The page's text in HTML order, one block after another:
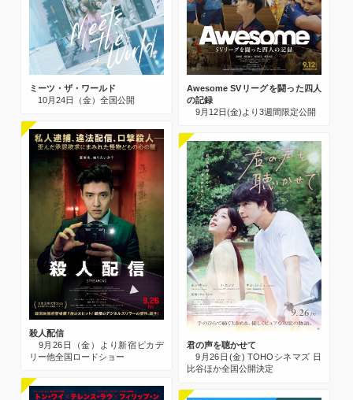
ミーツ・ザ・ワールド
10月24日（金）全国公開
Awesome SVリーグを闘った四人
の記録
9月12日(金)より3週間限定公開
殺人配信
9月26日（金）より新宿ピカデ
リー他全国ロードショー
君の声を聴かせて
9月26日(金) TOHOシネマズ 日
比谷ほか全国公開決定